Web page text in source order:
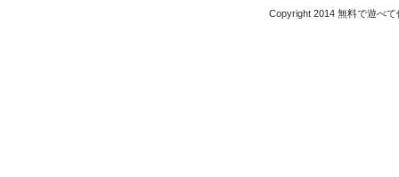
Copyright 2014 無料で遊べ